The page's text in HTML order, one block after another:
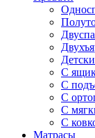
С
С
С
С
С
Матрасы